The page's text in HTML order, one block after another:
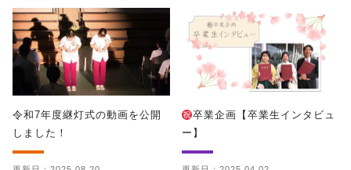
令和7年度継灯式の動画を公開
しました！
卒業企画【卒業生インタビュ
ー】